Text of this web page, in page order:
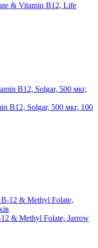
& Vitamin B12, Life
B12, Solgar, 500 мкг, 100
& Methyl Folate, Jarrow